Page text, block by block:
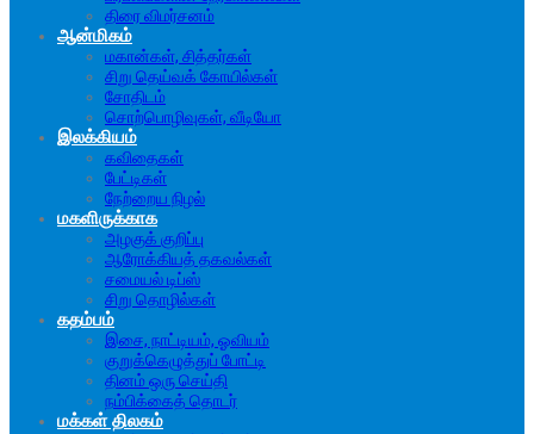
திரை விமர்சனம்
ஆன்மிகம்
மகான்கள், சித்தர்கள்
சிறு தெய்வக் கோயில்கள்
சோதிடம்
சொற்பொழிவுகள், வீடியோ
இலக்கியம்
கவிதைகள்
பேட்டிகள்
நேற்றைய நிழல்
மகளிருக்காக
அழகுக் குறிப்பு
ஆரோக்கியத் தகவல்கள்
சமையல் டிப்ஸ்
சிறு தொழில்கள்
கதம்பம்
இசை, நாட்டியம், ஓவியம்
குறுக்கெழுத்துப் போட்டி
தினம் ஒரு செய்தி
நம்பிக்கைத் தொடர்
மக்கள் திலகம்